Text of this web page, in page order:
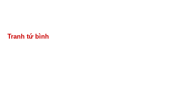
Tranh tứ bình